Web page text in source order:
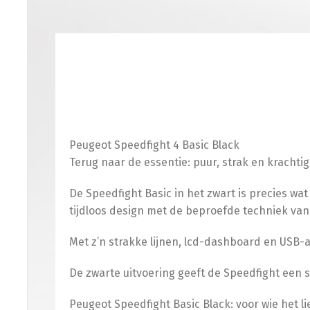
Peugeot Speedfight 4 Basic Black
Terug naar de essentie: puur, strak en
De Speedfight Basic in het zwart is precies
tijdloos design met de beproefde techniek
Met z’n strakke lijnen, lcd-dashboard en
De zwarte uitvoering geeft de Speedfight
Peugeot Speedfight Basic Black: voor wie het